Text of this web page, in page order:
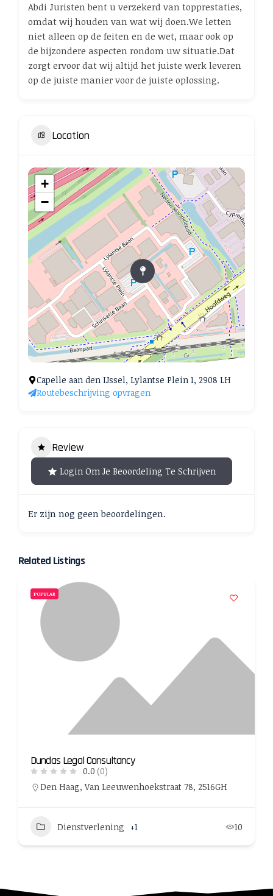
Abdi Juristen bent u verzekerd van topprestaties,
omdat wij houden van wat wij doen.We letten
niet alleen op de feiten en de wet, maar ook op
de bijzondere aspecten rondom uw situatie.Dat
zorgt ervoor dat wij altijd het juiste werk leveren
op de juiste manier voor de juiste oplossing.
Location
+
−
Capelle aan den IJssel, Lylantse Plein 1, 2908 LH
Routebeschrijving opvragen
Review
Login Om Je Beoordeling Te Schrijven
Er zijn nog geen beoordelingen.
Related Listings
POPULAR
Dundas Legal Consultancy
0.0 (0)
Den Haag, Van Leeuwenhoekstraat 78, 2516GH
Dienstverlening +1 10